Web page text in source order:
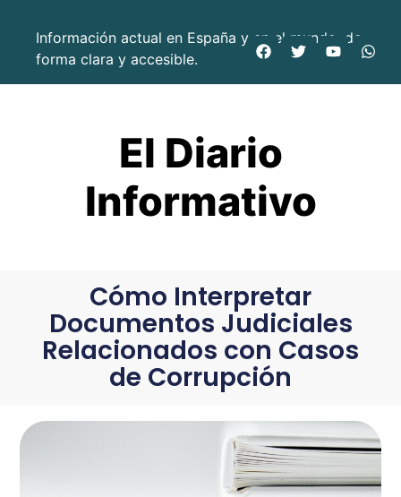
Información actual en España y en el mundo, de
forma clara y accesible.
El Diario
Informativo
Cómo Interpretar
Documentos Judiciales
Relacionados con Casos
de Corrupción